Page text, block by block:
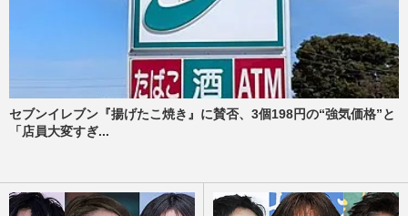
セブンイレブン『揚げたこ焼き』に賛否、3個198円の“強気価格”と
「店員大変すぎ...